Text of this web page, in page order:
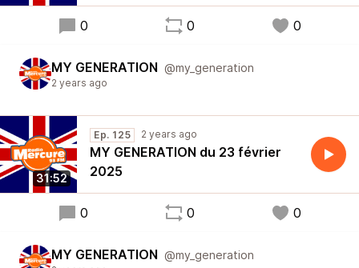
0 0 0
MY GENERATION @my_generation
2 years ago
31:52
Ep. 125 2 years ago
MY GENERATION du 23 février
2025
0 0 0
MY GENERATION @my_generation